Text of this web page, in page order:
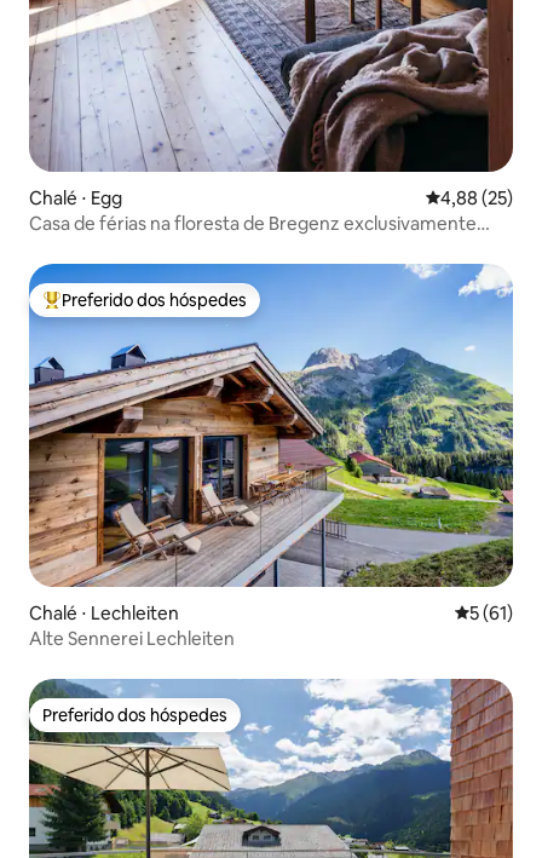
Chalé ⋅ Egg 4,88 de uma
4,88 (25)
Casa de férias na floresta de Bregenz exclusivamente
Entre os melhores preferidos dos hóspedes
Preferido dos hóspedes
Chalé ⋅ Lechleiten 5 de uma
5 (61)
Alte Sennerei Lechleiten
Preferido dos hóspedes
Preferido dos hóspedes